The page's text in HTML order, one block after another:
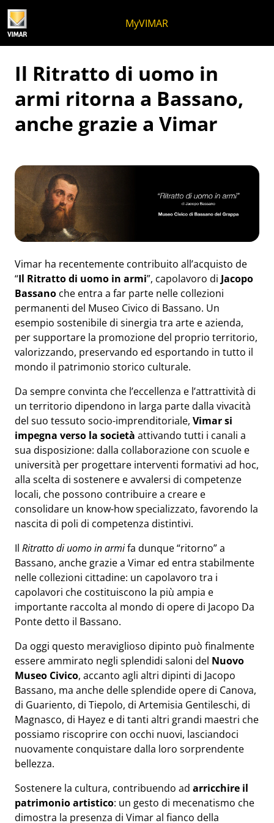
MyVIMAR
Il Ritratto di uomo in
armi ritorna a Bassano,
anche grazie a Vimar
Vimar ha recentemente contribuito all’acquisto de
“Il Ritratto di uomo in armi”, capolavoro di Jacopo
Bassano che entra a far parte nelle collezioni
permanenti del Museo Civico di Bassano. Un
esempio sostenibile di sinergia tra arte e azienda,
per supportare la promozione del proprio territorio,
valorizzando, preservando ed esportando in tutto il
mondo il patrimonio storico culturale.
Da sempre convinta che l’eccellenza e l’attrattività di
un territorio dipendono in larga parte dalla vivacità
del suo tessuto socio-imprenditoriale, Vimar si
impegna verso la società attivando tutti i canali a
sua disposizione: dalla collaborazione con scuole e
università per progettare interventi formativi ad hoc,
alla scelta di sostenere e avvalersi di competenze
locali, che possono contribuire a creare e
consolidare un know-how specializzato, favorendo la
nascita di poli di competenza distintivi.
Il Ritratto di uomo in armifa dunque “ritorno” a
Bassano, anche grazie a Vimar ed entra stabilmente
nelle collezioni cittadine: un capolavoro tra i
capolavori che costituiscono la più ampia e
importante raccolta al mondo di opere di Jacopo Da
Ponte detto il Bassano.
Da oggi questo meraviglioso dipinto può finalmente
essere ammirato negli splendidi saloni del Nuovo
Museo Civico, accanto agli altri dipinti di Jacopo
Bassano, ma anche delle splendide opere di Canova,
di Guariento, di Tiepolo, di Artemisia Gentileschi, di
Magnasco, di Hayez e di tanti altri grandi maestri che
possiamo riscoprire con occhi nuovi, lasciandoci
nuovamente conquistare dalla loro sorprendente
bellezza.
Sostenere la cultura, contribuendo ad arricchire il
patrimonio artistico: un gesto di mecenatismo che
dimostra la presenza di Vimar al fianco della